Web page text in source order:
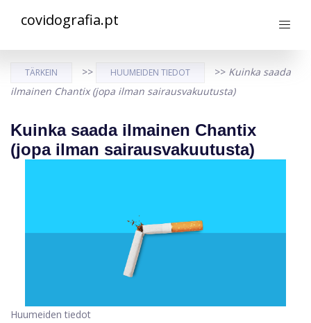
covidografia.pt
TÄRKEIN >> HUUMEIDEN TIEDOT >> Kuinka saada
ilmainen Chantix (jopa ilman sairausvakuutusta)
Kuinka saada ilmainen Chantix
(jopa ilman sairausvakuutusta)
Huumeiden tiedot